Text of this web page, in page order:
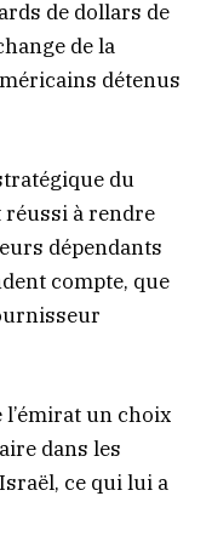
de dollars de
de la
détenus
du
réussi à rendre
dépendants
compte, que
un choix
dans les
ce qui lui a